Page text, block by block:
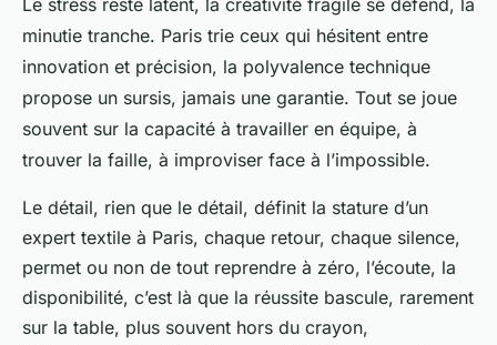
Le stress reste latent, la créativité fragile se défend, la
minutie tranche. Paris trie ceux qui hésitent entre
innovation et précision, la polyvalence technique
propose un sursis, jamais une garantie. Tout se joue
souvent sur la capacité à travailler en équipe, à
trouver la faille, à improviser face à l’impossible.
Le détail, rien que le détail, définit la stature d’un
expert textile à Paris, chaque retour, chaque silence,
permet ou non de tout reprendre à zéro, l’écoute, la
disponibilité, c’est là que la réussite bascule, rarement
sur la table, plus souvent hors du crayon,